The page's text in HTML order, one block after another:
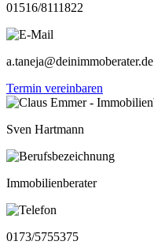
01516/8111822
a.taneja@deinimmoberater.de
Termin vereinbaren
Sven Hartmann
Immobilienberater
0173/5755375